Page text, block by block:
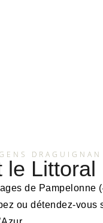
le Littoral
de Pampelonne
ou détendez-vous